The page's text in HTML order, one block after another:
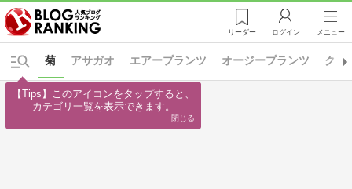
リーダー ログイン メニュー
アサガオ エアープランツ オージープランツ クリ
菊
【Tips】このアイコンをタップすると、
カテゴリ一覧を表示できます。
閉じる